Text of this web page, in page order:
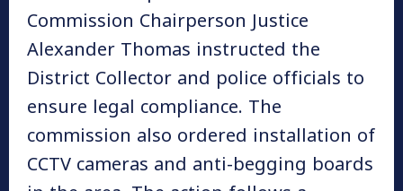
Commission Chairperson Justice
Alexander Thomas instructed the
District Collector and police officials to
ensure legal compliance. The
commission also ordered installation of
CCTV cameras and anti-begging boards